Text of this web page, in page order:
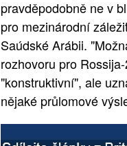
pravděpodobně ne v
pro mezinárodní
Saúdské Arábii.
rozhovoru pro
"konstruktivní", ale
nějaké průlomové